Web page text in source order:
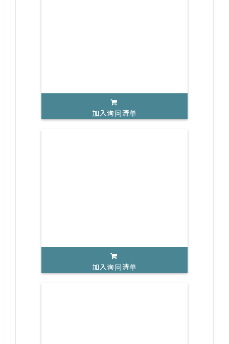
加入询问清单
加入询问清单